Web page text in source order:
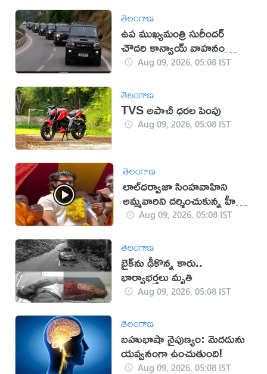
తెలంగాణ
ఉప ముఖ్యమంత్రి సురీందర్
చౌదరి కాన్వాయ్ వాహనం
ఢీకొని వ్యక్తి మృతి!
Aug 09, 2026, 05:08 IST
తెలంగాణ
TVS అపాచీ ధరల పెంపు
Aug 09, 2026, 05:08 IST
తెలంగాణ
లాల్‌దర్వాజా సింహవాహిని
అమ్మవారిని దర్శించుకున్న హీరో
విజయ్‌Aug 09, 2026, 05:08 IST
తెలంగాణ
బైక్‌ను ఢీకొన్న కారు..
భార్యాభర్తలు మృతి
Aug 09, 2026, 05:08 IST
తెలంగాణ
బహుభాషా నైపుణ్యం: మెదడును
యవ్వనంగా ఉంచుతుంది!
Aug 09, 2026, 05:08 IST